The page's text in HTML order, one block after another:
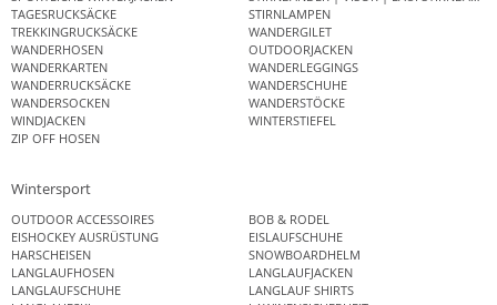
TAGESRUCKSÄCKE
STIRNLAMPEN
TREKKINGRUCKSÄCKE
WANDERGILET
WANDERHOSEN
OUTDOORJACKEN
WANDERKARTEN
WANDERLEGGINGS
WANDERRUCKSÄCKE
WANDERSCHUHE
WANDERSOCKEN
WANDERSTÖCKE
WINDJACKEN
WINTERSTIEFEL
ZIP OFF HOSEN
Wintersport
OUTDOOR ACCESSOIRES
BOB & RODEL
EISHOCKEY AUSRÜSTUNG
EISLAUFSCHUHE
HARSCHEISEN
SNOWBOARDHELM
LANGLAUFHOSEN
LANGLAUFJACKEN
LANGLAUFSCHUHE
LANGLAUF SHIRTS